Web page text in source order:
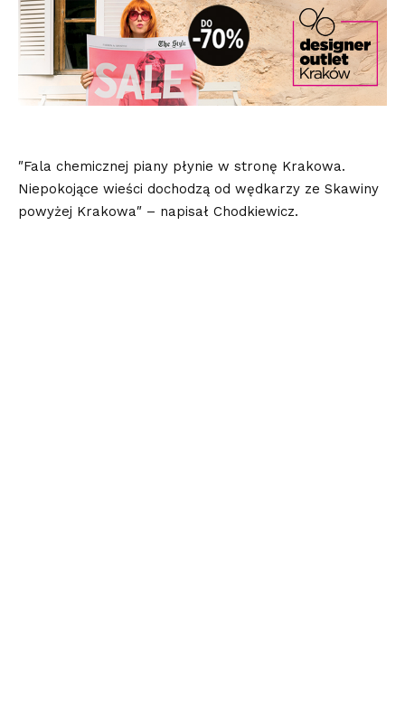
″Fala chemicznej piany płynie w stronę Krakowa.
Niepokojące wieści dochodzą od wędkarzy ze Skawiny
powyżej Krakowa″ – napisał Chodkiewicz.